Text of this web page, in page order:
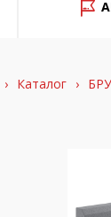
› Каталог ›